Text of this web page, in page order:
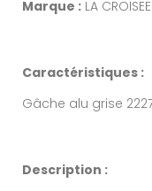
Marque : LA
Caractéristiques :
Gâche alu grise
Description :